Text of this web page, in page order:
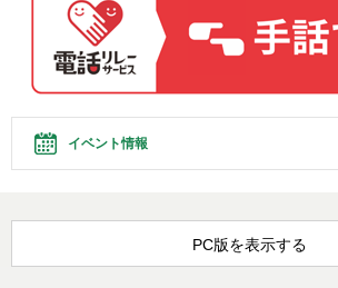
イベント情報
PC版を表示する